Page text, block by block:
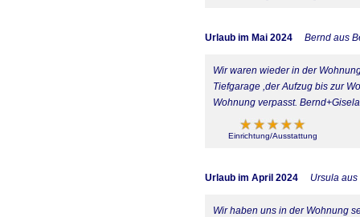
Urlaub im Mai 2024 Bernd aus
Wir waren wieder in der
Tiefgarage ,der Aufzug bis zur
Wohnung verpasst.
Einrichtung/Ausstattung
Urlaub im April 2024 Ursula aus
Wir haben uns in der Wohnung